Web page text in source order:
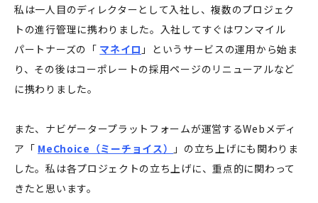
私は一人目のディレクターとして入社し、複数のプロジェク
トの進行管理に携わりました。入社してすぐはワンマイル
パートナーズの「 マネイロ 」というサービスの運用から始ま
り、その後はコーポレートの採用ページのリニューアルなど
に携わりました。
また、ナビゲータープラットフォームが運営するWebメディ
ア「 MeChoice（ミーチョイス）
」の立ち上げにも関わりま
した。私は各プロジェクトの立ち上げに、重点的に関わって
きたと思います。